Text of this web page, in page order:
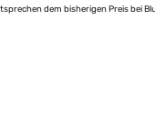
dem bisherigen Preis bei